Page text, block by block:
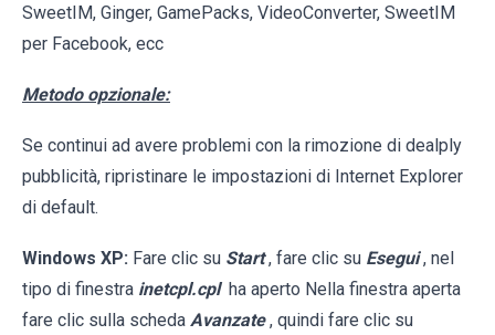
SweetIM, Ginger, GamePacks, VideoConverter, SweetIM
per Facebook, ecc
Metodo opzionale:
Se continui ad avere problemi con la rimozione di dealply
pubblicità, ripristinare le impostazioni di Internet Explorer
di default.
Windows XP: Fare clic su Start , fare clic su Esegui , nel
tipo di finestra inetcpl.cpl ha aperto Nella finestra aperta
fare clic sulla scheda Avanzate , quindi fare clic su